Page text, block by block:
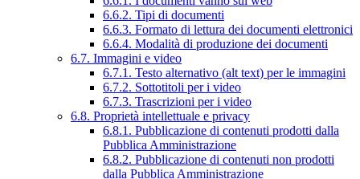
6.6.2. Tipi di documenti
6.6.3. Formato di lettura dei documenti elettronici
6.6.4. Modalità di produzione dei documenti
6.7. Immagini e video
6.7.1. Testo alternativo (alt text) per le immagini
6.7.2. Sottotitoli per i video
6.7.3. Trascrizioni per i video
6.8. Proprietà intellettuale e privacy
6.8.1. Pubblicazione di contenuti prodotti dalla
Pubblica Amministrazione
6.8.2. Pubblicazione di contenuti non prodotti
dalla Pubblica Amministrazione